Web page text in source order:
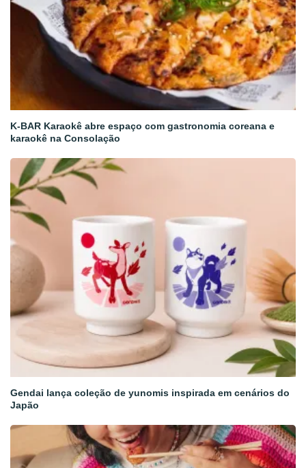
K-BAR Karaokê abre espaço com gastronomia coreana e
karaokê na Consolação
Gendai lança coleção de yunomis inspirada em cenários do
Japão